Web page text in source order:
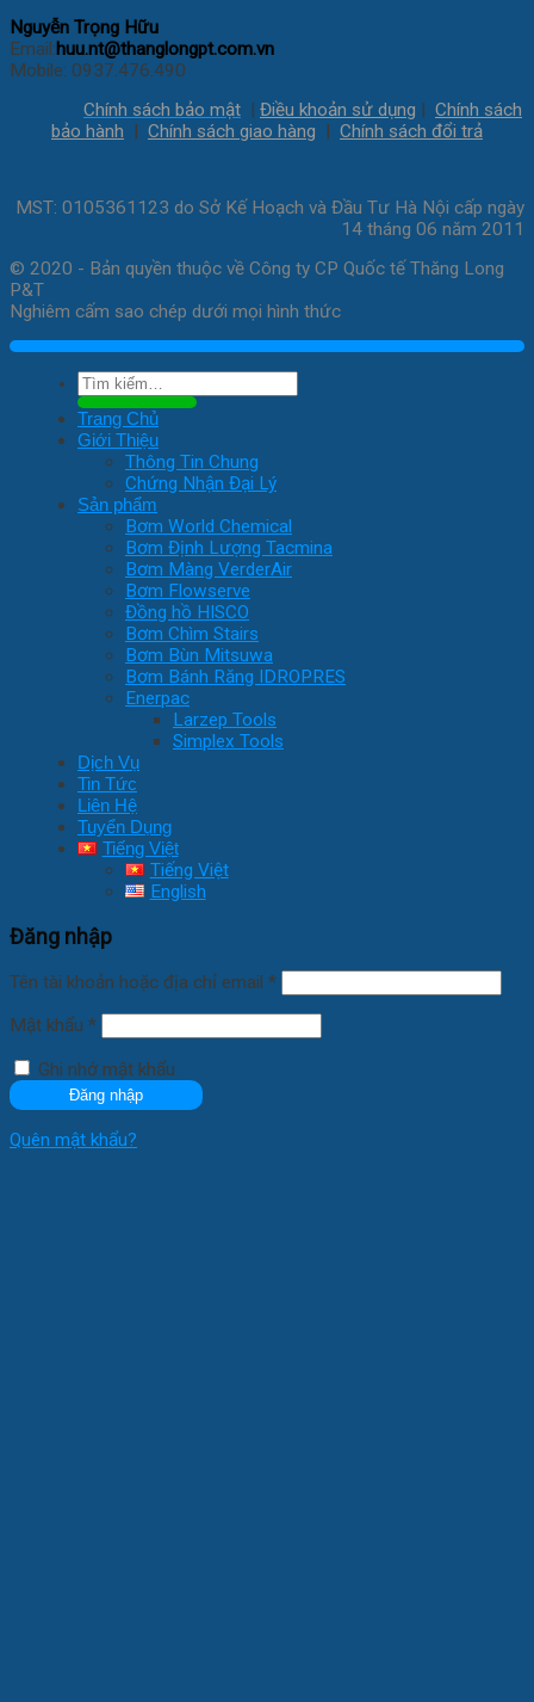
Nguyễn Trọng Hữu
Email:huu.nt@thanglongpt.com.vn
Mobile: 0937.476.490
Chính sách bảo mật | Điều khoản sử dụng | Chính sách
bảo hành | Chính sách giao hàng | Chính sách đổi trả
MST: 0105361123 do Sở Kế Hoạch và Đầu Tư Hà Nội cấp ngày
14 tháng 06 năm 2011
© 2020 - Bản quyền thuộc về Công ty CP Quốc tế Thăng Long
P&T
Nghiêm cấm sao chép dưới mọi hình thức
Tìm
kiếm:
Trang Chủ
Giới Thiệu
Thông Tin Chung
Chứng Nhận Đại Lý
Sản phẩm
Bơm World Chemical
Bơm Định Lượng Tacmina
Bơm Màng VerderAir
Bơm Flowserve
Đồng hồ HISCO
Bơm Chìm Stairs
Bơm Bùn Mitsuwa
Bơm Bánh Răng IDROPRES
Enerpac
Larzep Tools
Simplex Tools
Dịch Vụ
Tin Tức
Liên Hệ
Tuyển Dụng
Tiếng Việt
Tiếng Việt
English
Đăng nhập
Tên tài khoản hoặc địa chỉ email *
Mật khẩu *
Ghi nhớ mật khẩu
Đăng nhập
Quên mật khẩu?